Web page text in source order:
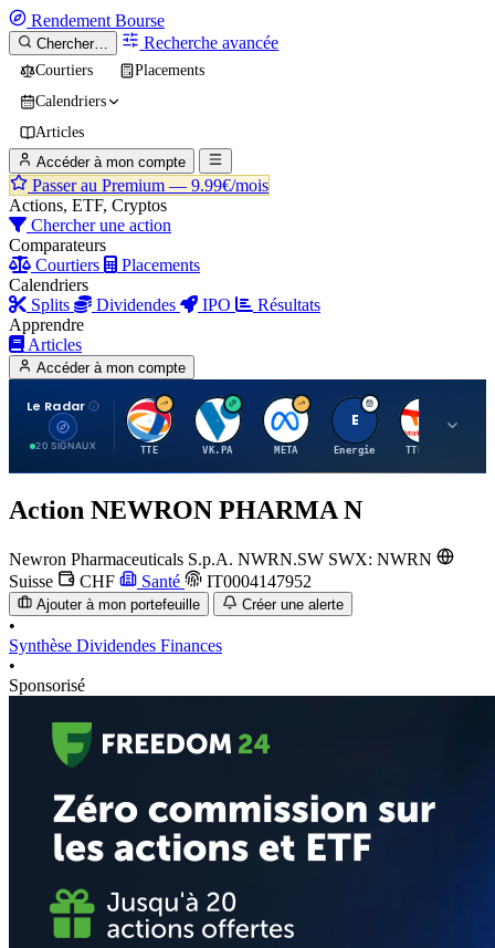
Rendement Bourse
Chercher… Recherche avancée
Courtiers
Placements
Calendriers
Articles
Accéder à mon compte
Passer au Premium — 9.99€/mois
Actions, ETF, Cryptos
Chercher une action
Comparateurs
Courtiers
Placements
Calendriers
Splits
Dividendes IPO
Résultats
Apprendre
Articles
Accéder à mon compte
Le Radar
20 SIGNAUX
T
TTE
V
VK.PA
M
META
E
Energie
T
TTE.PA
Action NEWRON PHARMA N
Newron Pharmaceuticals S.p.A. NWRN.SW SWX: NWRN
Suisse
CHF Santé IT0004147952
Ajouter à mon portefeuille Créer une alerte
•
Synthèse Dividendes Finances
•
Sponsorisé